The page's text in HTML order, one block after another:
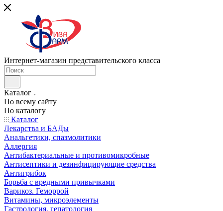
Интернет-магазин представительского класса
Каталог
По всему сайту
По каталогу
Каталог
Лекарства и БАДы
Анальгетики, спазмолитики
Аллергия
Антибактериальные и противомикробные
Антисептики и дезинфицирующие средства
Антигрибок
Борьба с вредными привычками
Варикоз. Геморрой
Витамины, микроэлементы
Гастрология, гепатология